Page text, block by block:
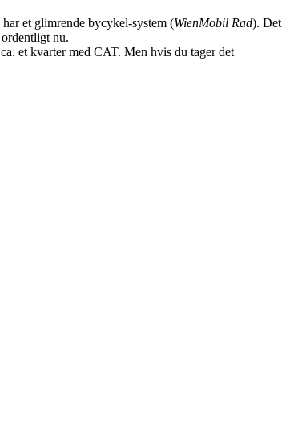
et glimrende bycykel-system (WienMobil Rad). Det
nu.
et kvarter med CAT. Men hvis du tager det